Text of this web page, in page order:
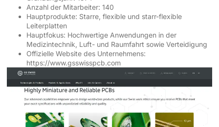
Anzahl der Mitarbeiter: 140
Hauptprodukte: Starre, flexible und starr-flexible
Leiterplatten
Hauptfokus: Hochwertige Anwendungen in der
Medizintechnik, Luft- und Raumfahrt sowie Verteidigung
Offizielle Website des Unternehmens:
https://www.gsswisspcb.com